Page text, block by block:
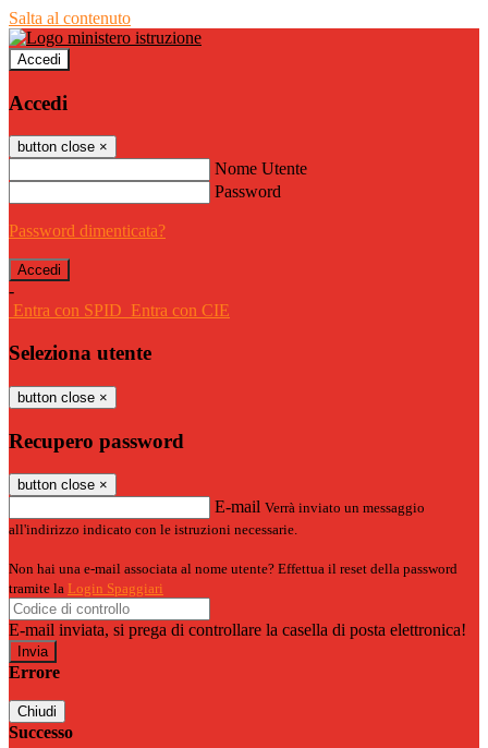
Salta al contenuto
Accedi
Accedi
button close ×
Nome Utente
Password
Password dimenticata?
-
Entra con SPID Entra con CIE
Seleziona utente
button close ×
Recupero password
button close ×
E-mail Verrà inviato un messaggio
all'indirizzo indicato con le istruzioni necessarie.
Non hai una e-mail associata al nome utente? Effettua il reset della password
tramite la Login Spaggiari
E-mail inviata, si prega di controllare la casella di posta elettronica!
Errore
Chiudi
Successo